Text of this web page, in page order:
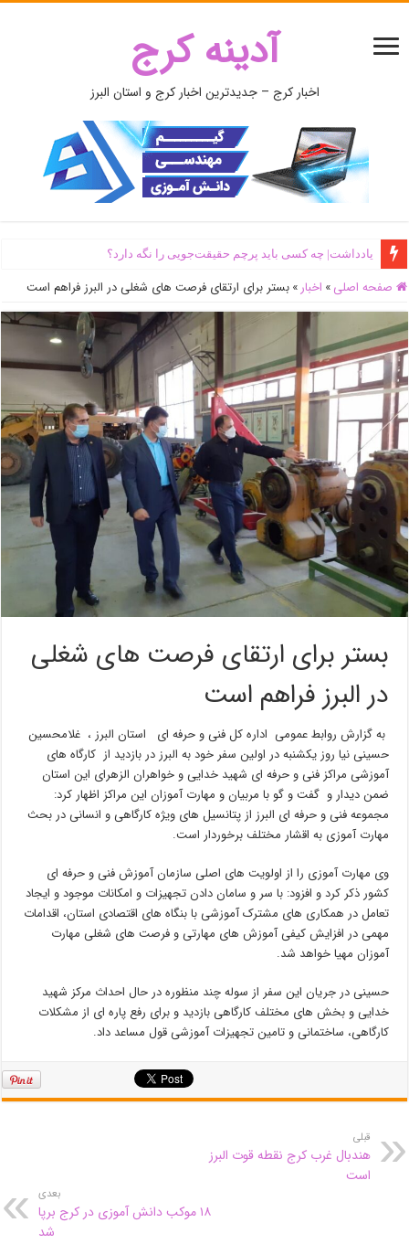
آدینه کرج
اخبار کرج – جدیدترین اخبار کرج و استان البرز
یادداشت| ‌چه کسی باید پرچم حقیقت‌جویی را نگه دارد؟
صفحه اصلی » اخبار » بستر برای ارتقای فرصت های شغلی در البرز فراهم است
بستر برای ارتقای فرصت های شغلی
در البرز فراهم است
به گزارش روابط عمومی اداره کل فنی و حرفه ای استان البرز ، غلامحسین
حسینی نیا روز یکشنبه در اولین سفر خود به البرز در بازدید از کارگاه های
آموزشی مراکز فنی و حرفه ای شهید خدایی و خواهران الزهرای این استان
ضمن دیدار و گفت و گو با مربیان و مهارت آموزان این مراکز اظهار کرد:
مجموعه فنی و حرفه ای البرز از پتانسیل های ویژه کارگاهی و انسانی در بحث
مهارت آموزی به اقشار مختلف برخوردار است.
وی مهارت آموزی را از اولویت های اصلی سازمان آموزش فنی و حرفه ای
کشور ذکر کرد و افزود: با سر و سامان دادن تجهیزات و امکانات موجود و ایجاد
تعامل در همکاری های مشترک آموزشی با بنگاه های اقتصادی استان، اقدامات
مهمی در افزایش کیفی آموزش های مهارتی و فرصت های شغلی مهارت
آموزان مهیا خواهد شد.
حسینی در جریان این سفر از سوله چند منظوره در حال احداث مرکز شهید
خدایی و بخش های مختلف کارگاهی بازدید و برای رفع پاره ای از مشکلات
کارگاهی، ساختمانی و تامین تجهیزات آموزشی قول مساعد داد.
قبلی
هندبال غرب کرج نقطه قوت البرز
است
بعدی
۱۸ موکب دانش آموزی در کرج برپا
شد